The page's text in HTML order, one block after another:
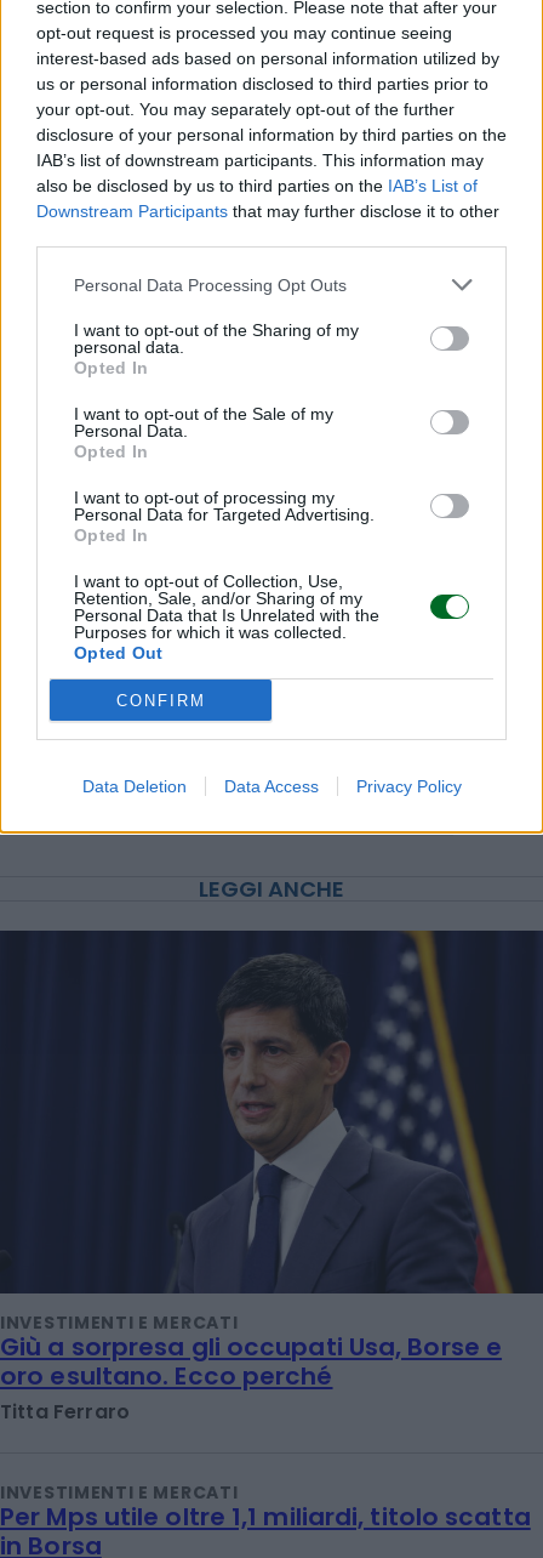
section to confirm your selection. Please note that after your
opt-out request is processed you may continue seeing
interest-based ads based on personal information utilized by
us or personal information disclosed to third parties prior to
your opt-out. You may separately opt-out of the further
disclosure of your personal information by third parties on the
IAB’s list of downstream participants. This information may
also be disclosed by us to third parties on the IAB’s List of
Downstream Participants that may further disclose it to other
Personal Data Processing Opt Outs
I want to opt-out of the Sharing of my
personal data.
Opted In
I want to opt-out of the Sale of my
Personal Data.
Opted In
I want to opt-out of processing my
Personal Data for Targeted Advertising.
Opted In
I want to opt-out of Collection, Use,
Retention, Sale, and/or Sharing of my
Personal Data that Is Unrelated with the
Purposes for which it was collected.
Opted Out
CONFIRM
Data Deletion Data Access Privacy Policy
Moody’s e Fitch pronte a promuovere l’Italia
Gli italiani fanno il pieno di Bot e Btp
© RIPRODUZIONE RISERVATA
BTP
Condividi
Scegli Moneta come fonte preferita
LEGGI ANCHE
INVESTIMENTI E MERCATI
Giù a sorpresa gli occupati Usa, Borse e
oro esultano. Ecco perché
Titta Ferraro
INVESTIMENTI E MERCATI
Per Mps utile oltre 1,1 miliardi, titolo scatta
in Borsa